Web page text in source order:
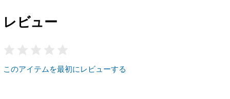
レビュー
このアイテムを最初にレビューする